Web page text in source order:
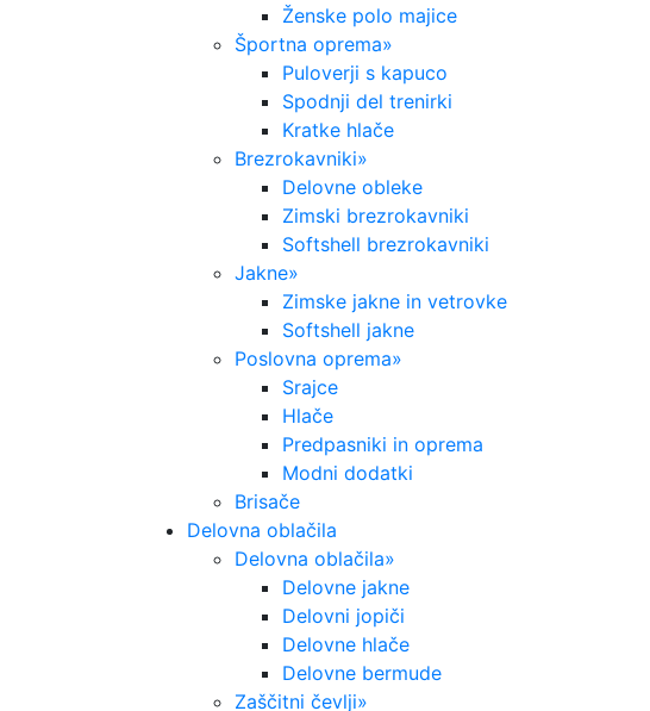
Ženske polo majice
Športna oprema»
Puloverji s kapuco
Spodnji del trenirki
Kratke hlače
Brezrokavniki»
Delovne obleke
Zimski brezrokavniki
Softshell brezrokavniki
Jakne»
Zimske jakne in vetrovke
Softshell jakne
Poslovna oprema»
Srajce
Hlače
Predpasniki in oprema
Modni dodatki
Brisače
Delovna oblačila
Delovna oblačila»
Delovne jakne
Delovni jopiči
Delovne hlače
Delovne bermude
Zaščitni čevlji»